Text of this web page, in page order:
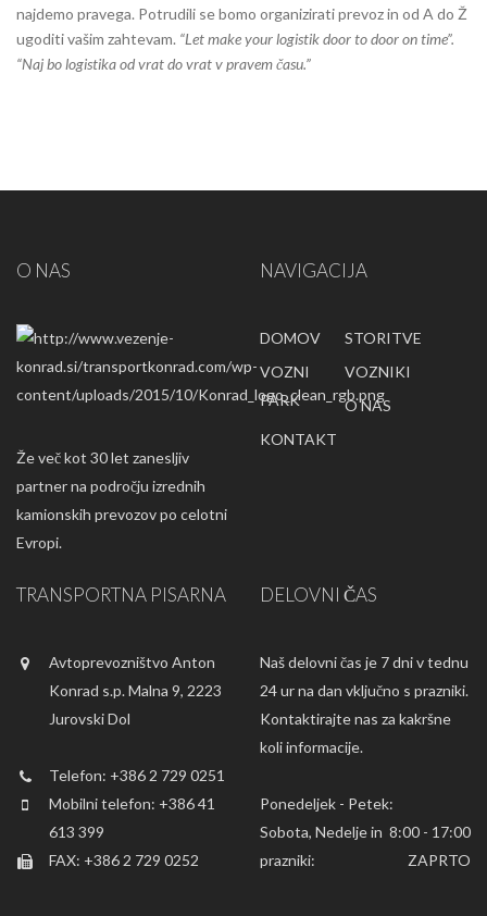
najdemo pravega. Potrudili se bomo organizirati prevoz in od A do Ž
ugoditi vašim zahtevam. “Let make your logistik door to door on time”.
“Naj bo logistika od vrat do vrat v pravem času.”
O NAS
Že več kot 30 let zanesljiv
partner na področju izrednih
kamionskih prevozov po celotni
Evropi.
NAVIGACIJA
DOMOV
STORITVE
VOZNI
PARK
VOZNIKI
O NAS
KONTAKT
TRANSPORTNA PISARNA
Avtoprevozništvo Anton
Konrad s.p. Malna 9, 2223
Jurovski Dol
Telefon: +386 2 729 0251
Mobilni telefon: +386 41
613 399
FAX: +386 2 729 0252
DELOVNI ČAS
Naš delovni čas je 7 dni v tednu
24 ur na dan vključno s prazniki.
Kontaktirajte nas za kakršne
koli informacije.
Ponedeljek - Petek:
8:00 - 17:00
Sobota, Nedelje in
prazniki:
ZAPRTO